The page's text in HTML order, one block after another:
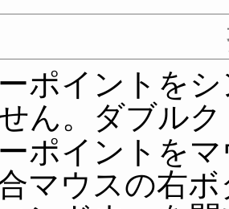
ポイントを
ん。ダブル
ポイントを
マウスの右